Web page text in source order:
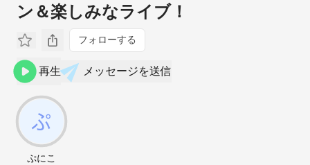
ン＆楽しみなライブ！
フォローする
再生 メッセージを送信
ぷにこ